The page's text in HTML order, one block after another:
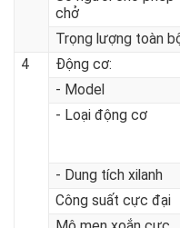
Trọng tải
Số người cho phép
Trọng lượng toàn bộ
Động cơ:
- Dung tích xilanh